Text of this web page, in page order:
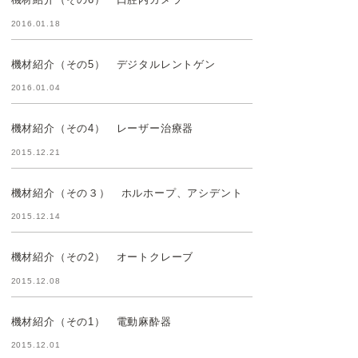
2016.01.18
機材紹介（その5） デジタルレントゲン
2016.01.04
機材紹介（その4） レーザー治療器
2015.12.21
機材紹介（その３） ホルホープ、アシデント
2015.12.14
機材紹介（その2） オートクレーブ
2015.12.08
機材紹介（その1） 電動麻酔器
2015.12.01